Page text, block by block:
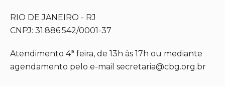
RIO DE JANEIRO - RJ
CNPJ: 31.886.542/0001-37
Atendimento 4ª feira, de 13h às 17h ou mediante
agendamento pelo e-mail secretaria@cbg.org.br